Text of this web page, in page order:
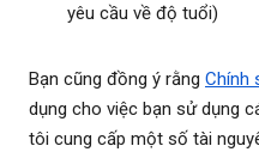
yêu cầu về độ tuổi)
Bạn cũng đồng ý rằng Chính
dụng cho việc bạn sử dụng
tôi cung cấp một số tài